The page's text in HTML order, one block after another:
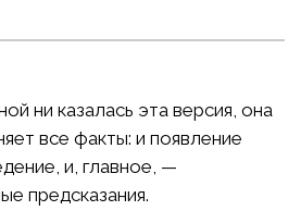
ни казалась эта версия, она
все факты: и появление
и, главное, —
предсказания.